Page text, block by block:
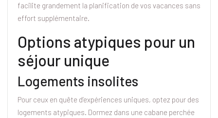
facilite grandement la planification de vos vacances sans
effort supplémentaire.
Options atypiques pour un
séjour unique
Logements insolites
Pour ceux en quête d’expériences uniques, optez pour des
logements atypiques. Dormez dans une cabane perchée